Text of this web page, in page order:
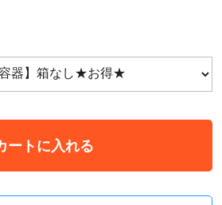
ートに入れる